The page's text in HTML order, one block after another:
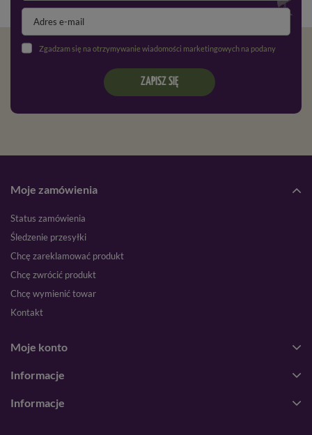
Zgadzam się na otrzymywanie wiadomości marketingowych na podany adres e-mail oraz przetwarzanie danych osobowych zgodnie z
ZAPISZ SIĘ
Moje zamówienia
Status zamówienia
Śledzenie przesyłki
Chcę zareklamować produkt
Chcę zwrócić produkt
Chcę wymienić towar
Kontakt
Moje konto
Informacje
Informacje